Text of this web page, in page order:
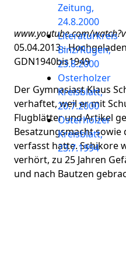
www.youtube.com/
05.04.2013 -
GDN1940bis1949
Der Gymnasiast Klaus
verhaftet, weil er mit
Flugblätter und Artikel
Besatzungsmacht sowie
verfasst hatte. Schikore
verhört, zu 25 Jahren
und nach Bautzen
Zeitung,
24.8.2000
Literaturkreis
Binz/Rügen,
23.8.2000
Osterholzer
Kreisblatt,
20.7.2000
Osterholzer
Kreisblatt,
23.7.1994